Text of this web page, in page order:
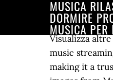
MUSICA
DORMIRE
MUSICA PER
Visualizza altre idee su Musica rilassante, Musica, Rilassamento. Anytime, anywhere, across your devices. TIDAL is the first global music streaming service with high fidelity sound, hi-def video quality, along with expertly curated playlists and original content — making it a trusted source for music and culture. There's a problem loading this menu right now. Find the latest tracks, albums, and images from Musica Rilassante Per Dormire Profondamente. Listen to music from Musica Rilassante Per Dormire Profondamente like Musica Per Addormentarsi, Musica Per Dormire & more. Ascolta senza pubblicità oppure acquista CD e MP3 adesso su Amazon.it. Découvrez Musica per Lavorare de Musica per Dormire Profondamente & Italian Restaurant Music of Italy sur Amazon Music. Découvrez Musica Per Lavorare de Musica Rilassante Per Dormire Profondamente sur Amazon Music. Musica per Dormire ProfondamenteItalian Restaurant Music of Italy, Mozart - Piano Sonata No. Sold by Amazon.com Services LLC. la guida completa alla musica che ci aiuta a combattere lo stress. Scopri Musica Per Lavorare di Musica Rilassante Per Dormire